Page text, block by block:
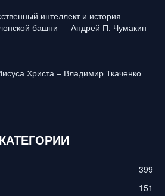
интеллект и история
башни — Андрей П. Чумакин
Христа – Владимир Ткаченко
399
151